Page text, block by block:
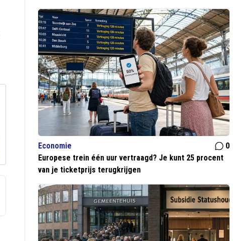
Economie
0
Europese trein één uur vertraagd? Je kunt 25 procent
van je ticketprijs terugkrijgen